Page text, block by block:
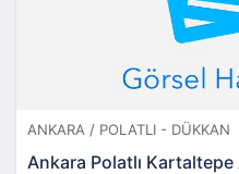
ANKARA / POLATLI - DÜKKAN
Ankara Polatlı